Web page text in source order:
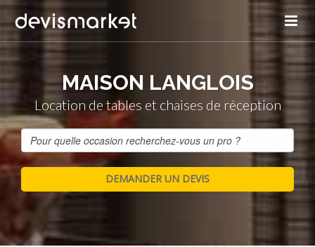
MAISON LANGLOIS
Location de tables et chaises de réception